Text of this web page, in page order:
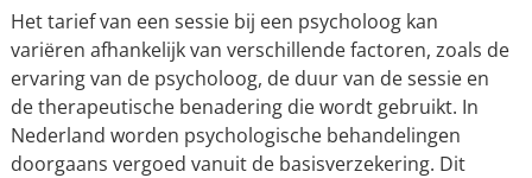
Het tarief van een sessie bij een psycholoog kan
variëren afhankelijk van verschillende factoren, zoals de
ervaring van de psycholoog, de duur van de sessie en
de therapeutische benadering die wordt gebruikt. In
Nederland worden psychologische behandelingen
doorgaans vergoed vanuit de basisverzekering. Dit